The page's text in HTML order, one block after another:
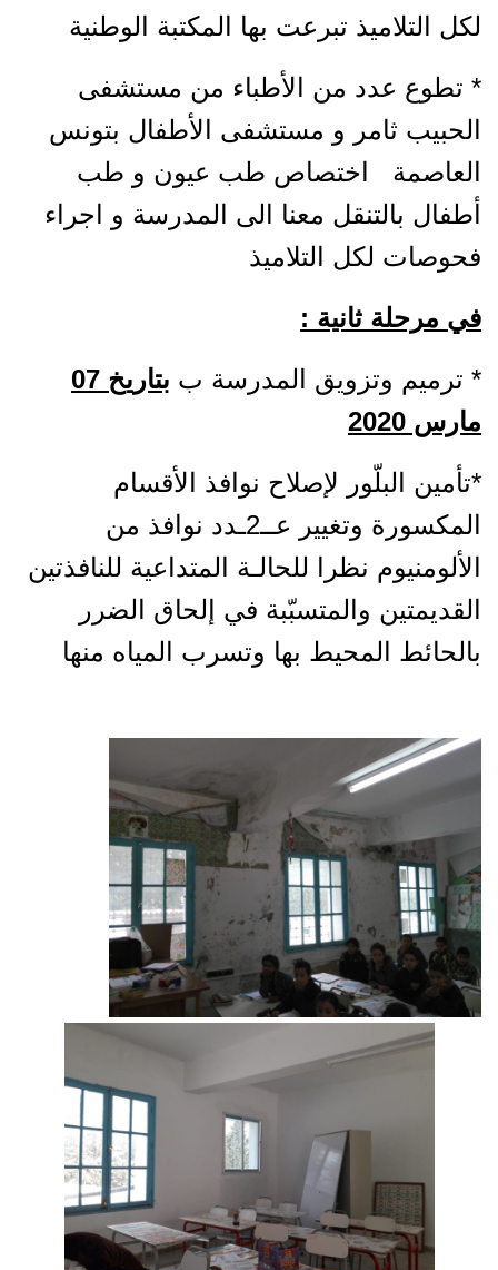
لكل التلاميذ تبرعت بها المكتبة الوطنية
* تطوع عدد من الأطباء من مستشفى
الحبيب ثامر و مستشفى الأطفال بتونس
العاصمة اختصاص طب عيون و طب
أطفال بالتنقل معنا الى المدرسة و اجراء
فحوصات لكل التلاميذ
في مرحلة ثانية :
* ترميم وتزويق المدرسة ب بتاريخ 07
مارس 2020
*تأمين البلّور لإصلاح نوافذ الأقسام
المكسورة وتغيير عــ2ـدد نوافذ من
الألومنيوم نظرا للحالـة المتداعية للنافذتين
القديمتين والمتسبّبة في إلحاق الضرر
بالحائط المحيط بها وتسرب المياه منها